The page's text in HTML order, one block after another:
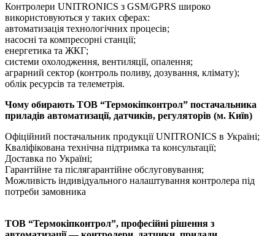
Контролери UNITRONICS з GSM/GPRS широко
використовуються у таких сферах:
автоматизація технологічних процесів;
насосні та компресорні станції;
енергетика та ЖКГ;
системи охолодження, вентиляції, опалення;
аграрний сектор (контроль поливу, дозування, клімату);
облік ресурсів та телеметрія.
Чому обирають ТОВ “Термокіпконтрол” постачальника
приладів автоматизації, датчиків, регуляторів (м. Київ)
Офіційний постачальник продукції UNITRONICS в Україні;
Кваліфікована технічна підтримка та консультації;
Доставка по Україні;
Гарантійне та післягарантійне обслуговування;
Можливість індивідуального налаштування контролера під
потреби замовника
ТОВ “Термокіпконтрол”, професійні рішення з